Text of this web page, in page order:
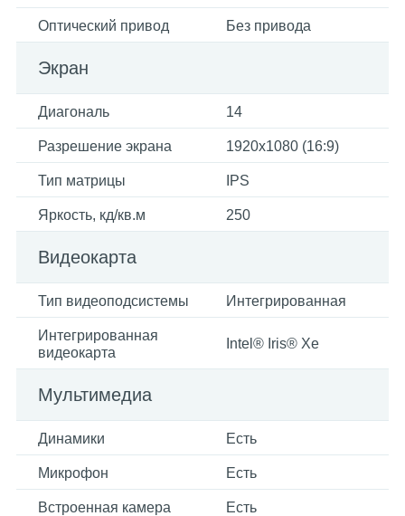
Оптический привод Без привода
Экран
Диагональ 14
Разрешение экрана 1920х1080 (16:9)
Тип матрицы IPS
Яркость, кд/кв.м 250
Видеокарта
Тип видеоподсистемы Интегрированная
Интегрированная
видеокарта
Intel® Iris® Xe
Мультимедиа
Динамики Есть
Микрофон Есть
Встроенная камера Есть